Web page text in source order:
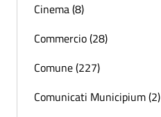
Cinema (8)
Commercio (28)
Comune (227)
Comunicati Municipium (2)